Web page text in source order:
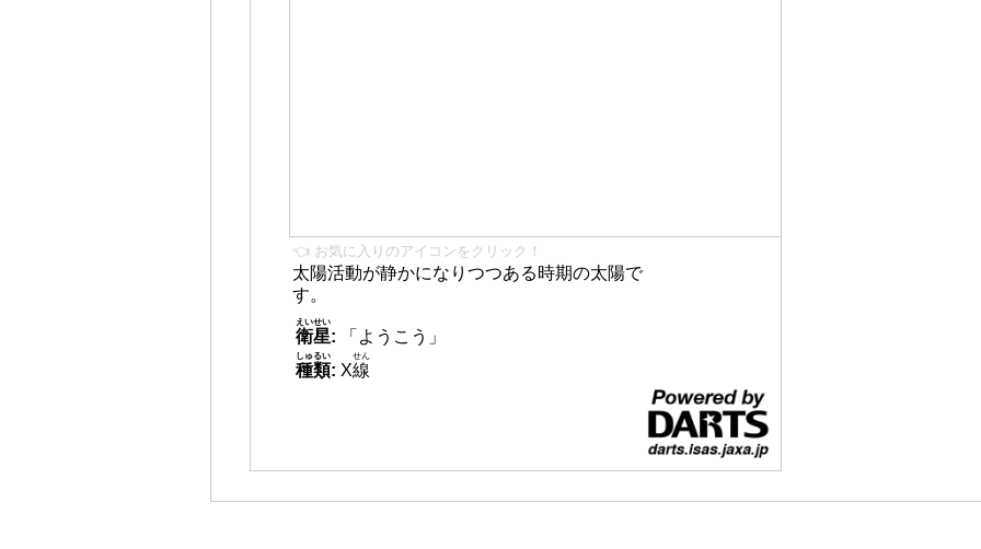
👈 お気に入りのアイコンをクリック！
太陽活動が静かになりつつある時期の太陽で
す。
衛星
えいせい
:
「ようこう」
種類
しゅるい
: X線
せん